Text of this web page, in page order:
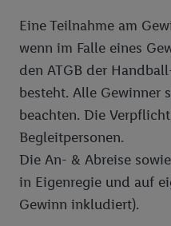
Eine Teilnahme am
wenn im Falle eines
den ATGB der
besteht. Alle Gewinner
beachten. Die
Begleitpersonen.
Die An- & Abreise
in Eigenregie und auf
Gewinn inkludiert).